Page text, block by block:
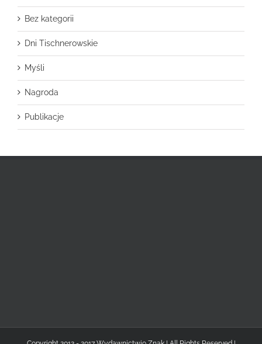
Bez kategorii
Dni Tischnerowskie
Myśli
Nagroda
Publikacje